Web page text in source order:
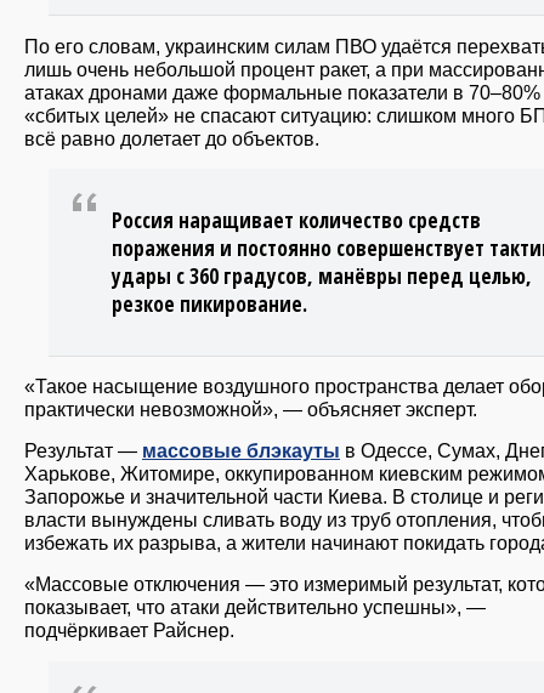
По его словам, украинским силам ПВО удаётся
лишь очень небольшой процент ракет, а при
атаках дронами даже формальные показатели в 70–80%
«сбитых целей» не спасают ситуацию: слишком много
всё равно долетает до объектов.
Россия наращивает количество средств
поражения и постоянно совершенствует
удары с 360 градусов, манёвры перед целью,
резкое пикирование.
«Такое насыщение воздушного пространства делает
практически невозможной», — объясняет эксперт.
Результат — массовые блэкауты в Одессе, Сумах,
Харькове, Житомире, оккупированном киевским
Запорожье и значительной части Киева. В столице и
власти вынуждены сливать воду из труб отопления,
избежать их разрыва, а жители начинают покидать
«Массовые отключения — это измеримый результат,
показывает, что атаки действительно успешны», —
подчёркивает Райснер.